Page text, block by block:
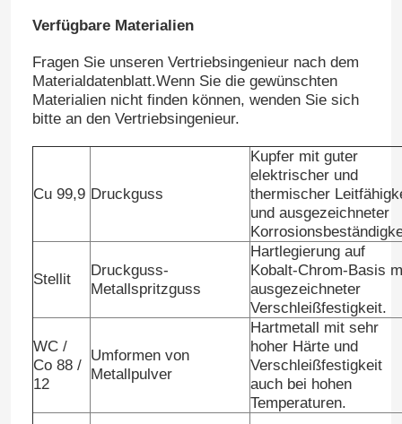
Verfügbare Materialien
Fragen Sie unseren Vertriebsingenieur nach dem
Materialdatenblatt.Wenn Sie die gewünschten
Materialien nicht finden können, wenden Sie sich
bitte an den Vertriebsingenieur.
Cu 99,9 Druckguss
Kupfer mit guter
elektrischer und
thermischer
und ausgezeichneter
Stellit
Druckguss-
Metallspritzguss
Hartlegierung auf
Kobalt-Chrom-Basis
ausgezeichneter
Verschleißfestigkeit.
WC /
Co 88 /
12
Umformen von
Metallpulver
Hartmetall mit sehr
hoher Härte und
Verschleißfestigkeit
auch bei hohen
Temperaturen.